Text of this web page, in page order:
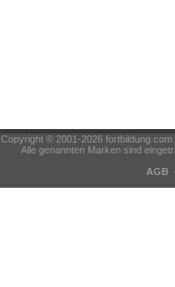
Copyright © 2001-2026
Alle genannten Marken sind
AGB